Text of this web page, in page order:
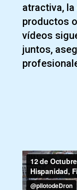
atractiva,
productos
vídeos
juntos,